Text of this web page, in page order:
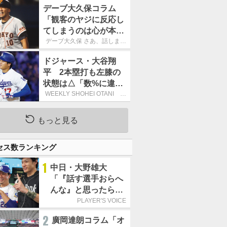
デーブ大久保コラム
「観客のヤジに反応し
てしまうのは心が本当
に純粋だからなので
デーブ大久保 さあ、話しまし
ょう！
ドジャース・大谷翔
平 2本塁打も左膝の
状態は△「数%に違和
感があるなら、まだ休
針」
WEEKLY SHOHEI OTANI 二
刀流で呼び込む3連覇
もっと見る
ス数ランキング
1 中日・大野雄大
「『話す選手おらへ
んな』と思ったら坂
本勇人が来た！」／
PLAYER'S VOICE
2 廣岡達朗コラム「オ